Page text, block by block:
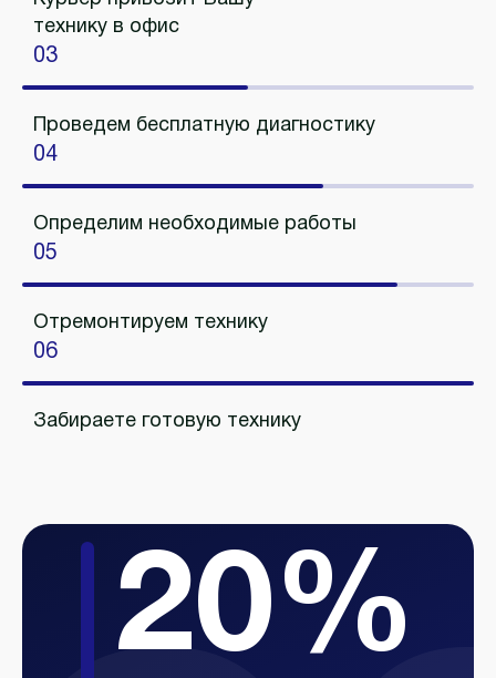
технику в офис
03
Проведем бесплатную диагностику
04
Определим необходимые работы
05
Отремонтируем технику
06
Забираете готовую технику
20%